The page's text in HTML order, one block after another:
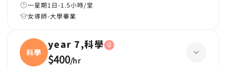
一星期1日-1.5小時/堂
女導師-大學畢業
科學
year 7,科學
$400/hr